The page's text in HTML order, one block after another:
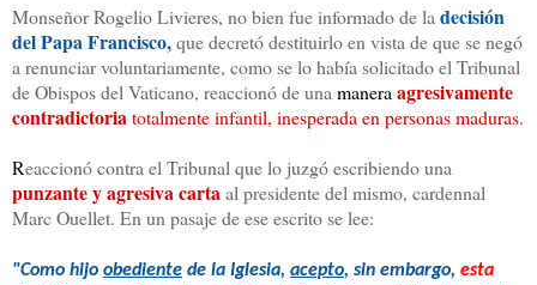
Monseñor Rogelio Livieres, no bien fue informado de la decisión
del Papa Francisco,que decretó destituirlo en vista de que se negó
a renunciar voluntariamente, como se lo había solicitado el Tribunal
de Obispos del Vaticano, reaccionó de una manera agresivamente
contradictoriatotalmente infantil, inesperada en personas maduras.
Reaccionó contra el Tribunal que lo juzgó escribiendo una
punzante y agresiva cartaal presidente del mismo, cardennal
Marc Ouellet. En un pasaje de ese escrito se lee:
"Como hijo obediente de la Iglesia, acepto, sin embargo, esta